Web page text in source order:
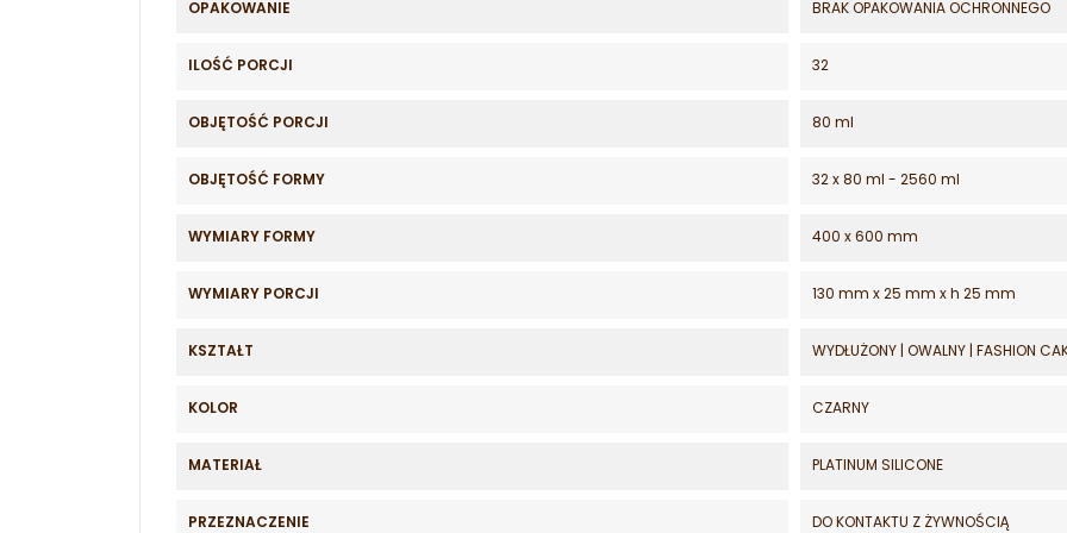
OPAKOWANIE BRAK OPAKOWANIA OCHRONNEGO
ILOŚĆ PORCJI 32
OBJĘTOŚĆ PORCJI 80 ml
OBJĘTOŚĆ FORMY 32 x 80 ml - 2560 ml
WYMIARY FORMY 400 x 600 mm
WYMIARY PORCJI 130 mm x 25 mm x h 25 mm
KSZTAŁT WYDŁUŻONY | OWALNY | FASHION
KOLOR CZARNY
MATERIAŁ PLATINUM SILICONE
PRZEZNACZENIE DO KONTAKTU Z ŻYWNOŚCIĄ